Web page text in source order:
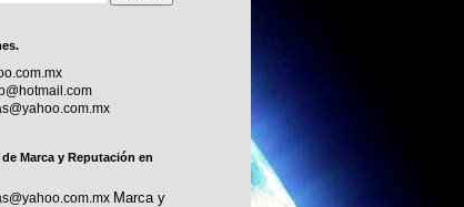
Marca y Reputación en
Marca y